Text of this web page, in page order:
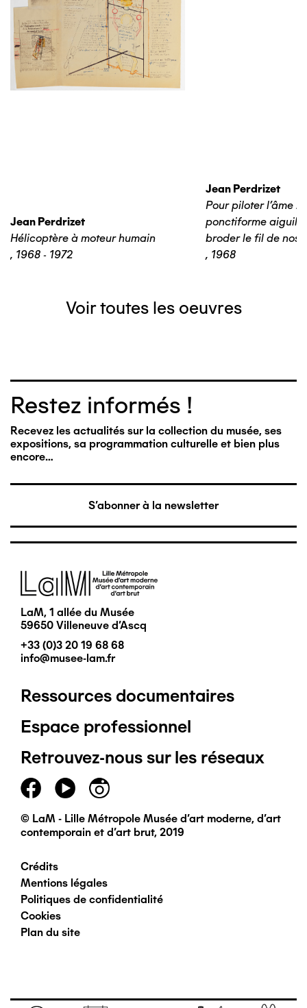
Jean Perdrizet
Hélicoptère à moteur humain
, 1968 - 1972
Jean Perdrizet
Pour piloter l'âme :
ponctiforme
broder le fil de nos
, 1968
Voir toutes les oeuvres
Restez informés !
Recevez les actualités sur la collection du musée, ses
expositions, sa programmation culturelle et bien plus
encore…
S'abonner à la newsletter
Image
LaM, 1 allée du Musée
59650 Villeneuve d'Ascq
+33 (0)3 20 19 68 68
info@musee-lam.fr
Pied
de
page
principal
Ressources documentaires
Espace professionnel
Retrouvez-nous sur les réseaux
© LaM - Lille Métropole Musée d'art moderne, d'art
contemporain et d'art brut, 2019
Pied
de
page
Crédits
Mentions légales
Politiques de confidentialité
Cookies
Plan du site